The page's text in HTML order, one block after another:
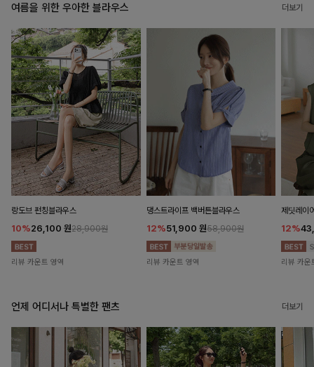
여름을 위한 우아한 블라우스 더보기
랑도브 펀칭블라우스
10%26,100 원28,900원
리뷰 카운트 영역
댕스트라이프 백버튼블라우스
12%51,900 원58,900원
리뷰 카운트 영역
제딧레이
12%
리뷰 카운
언제 어디서나 특별한 팬츠 더보기